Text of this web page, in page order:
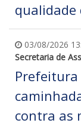
qualidade
03/08/2026
Secretaria de
contra as